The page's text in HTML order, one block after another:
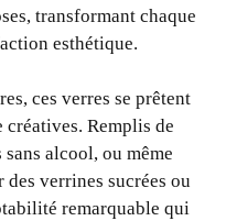
transformant chaque
esthétique.
ces verres se prêtent
créatives. Remplis de
alcool, ou même
verrines sucrées ou
remarquable qui